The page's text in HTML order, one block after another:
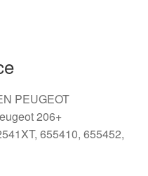
PEUGEOT
206+
655410, 655452,